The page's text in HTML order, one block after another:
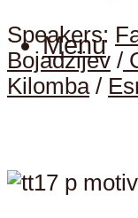
Menu
Speakers:
Bojadzijev /
Kilomba/